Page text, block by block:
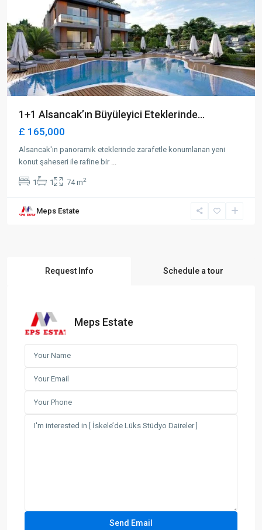
1+1 Alsancak’ın Büyüleyici Eteklerinde...
£ 165,000
Alsancak'ın panoramik eteklerinde zarafetle konumlanan yeni
konut şaheseri ile rafine bir
1 1 74 m2
Meps Estate
Request Info Schedule a tour
Meps Estate